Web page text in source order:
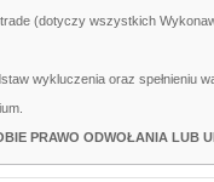
(dotyczy wszystkich
wykluczenia oraz spełnieniu
PRAWO ODWOŁANIA LUB